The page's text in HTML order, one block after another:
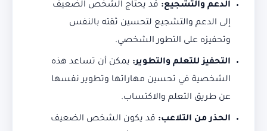
الدعم والتشجيع: قد يحتاج الشخص الضعيف
إلى الدعم والتشجيع لتحسين ثقته بالنفس
وتحفيزه على التطور الشخصي.
التحفيز للتعلم والتطوير: يمكن أن تساعد هذه
الشخصية في تحسين مهاراتها وتطوير نفسها
عن طريق التعلم والاكتساب.
الحذر من التلاعب: قد يكون الشخص الضعيف